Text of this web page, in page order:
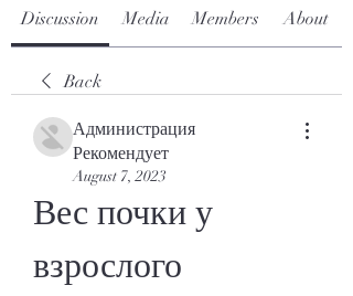
Discussion Media Members About
Back
Администрация
Рекомендует
August 7, 2023
Вес почки у
взрослого